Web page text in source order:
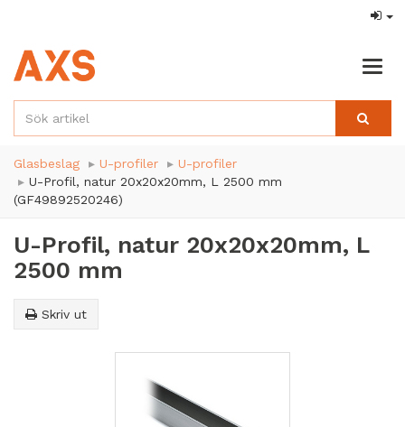
Glasbeslag U-profiler
U-profiler
U-Profil, natur 20x20x20mm, L 2500 mm
(GF49892520246)
U-Profil, natur 20x20x20mm, L
2500 mm
Skriv ut